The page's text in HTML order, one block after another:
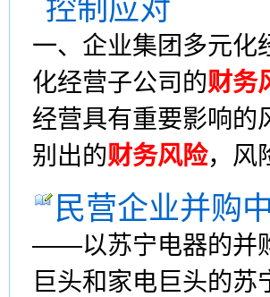
控制应对
一、企业集团多元化
化经营子公司的财务
经营具有重要影响的
别出的财务风险，风
民营企业并购
——以苏宁电器的并
巨头和家电巨头的